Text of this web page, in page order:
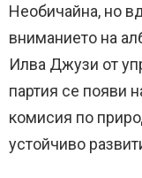
Необичайна, но
вниманието на
Илва Джузи от
партия се появи
комисия по
устойчиво